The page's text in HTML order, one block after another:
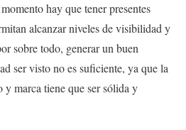
hay que tener presentes
alcanzar niveles de visibilidad y
sobre todo, generar un buen
ser visto no es suficiente, ya que la
marca tiene que ser sólida y